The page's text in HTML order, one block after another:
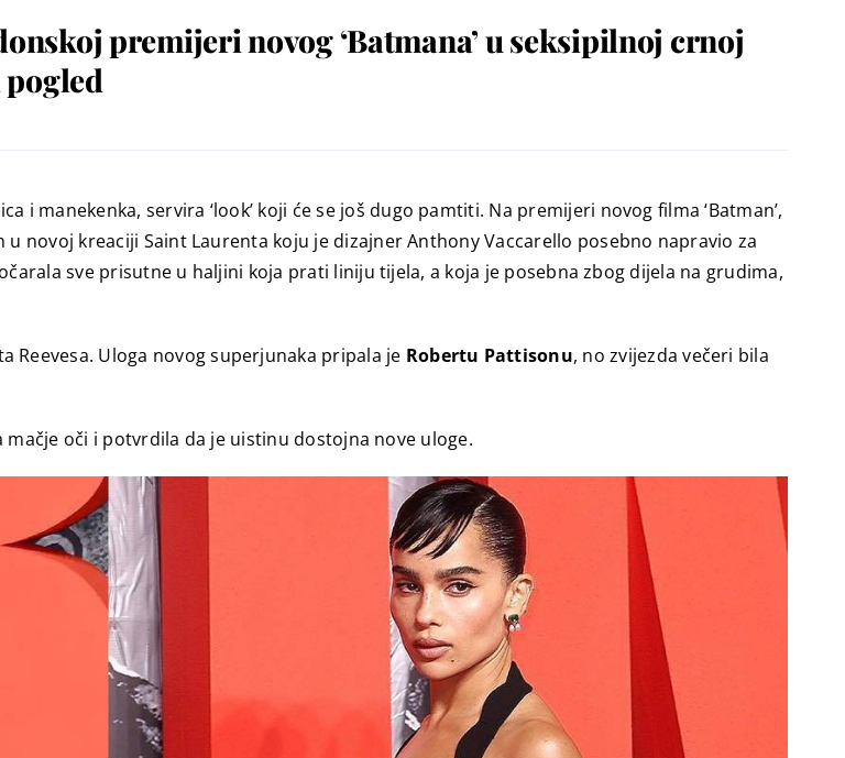
premijeri novog ‘Batmana’ u seksipilnoj crnoj
i manekenka, servira ‘look’ koji će se još dugo pamtiti. Na premijeri novog filma ‘Batman’,
novoj kreaciji Saint Laurenta koju je dizajner Anthony Vaccarello posebno napravio za
sve prisutne u haljini koja prati liniju tijela, a koja je posebna zbog dijela na grudima,
Reevesa. Uloga novog superjunaka pripala je Robertu Pattisonu, no zvijezda večeri bila
oči i potvrdila da je uistinu dostojna nove uloge.